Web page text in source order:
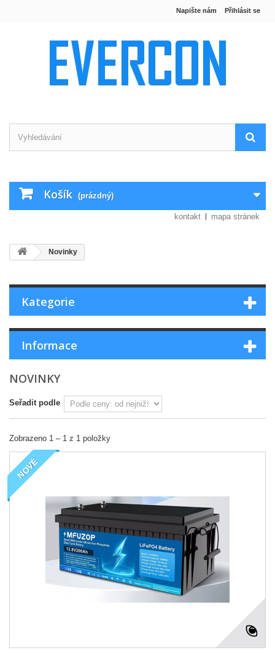
Přihlásit se
Napište nám
Košík (prázdný)
kontakt mapa stránek
Novinky
Kategorie
Informace
NOVINKY
Seřadit podle
Zobrazeno 1 – 1 z 1 položky
NOVÉ